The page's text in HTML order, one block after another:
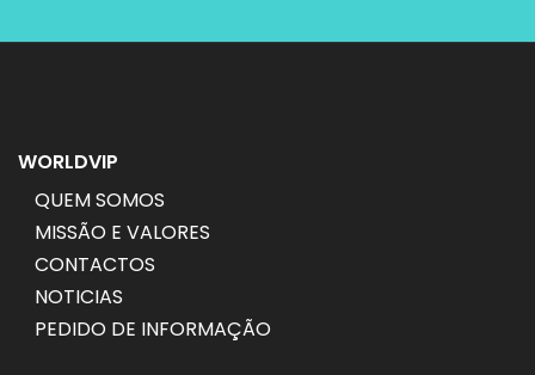
WORLDVIP
QUEM SOMOS
MISSÃO E VALORES
CONTACTOS
NOTICIAS
PEDIDO DE INFORMAÇÃO